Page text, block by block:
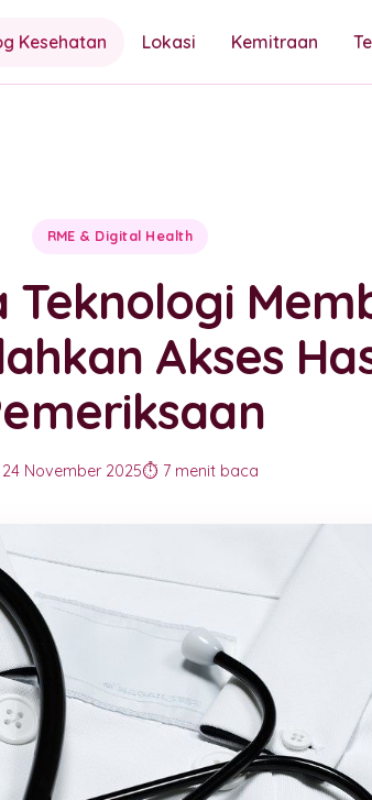
Kesehatan Lokasi Kemitraan
RME & Digital Health
Teknologi
Akses
24 November 2025⏱️ 7 menit baca